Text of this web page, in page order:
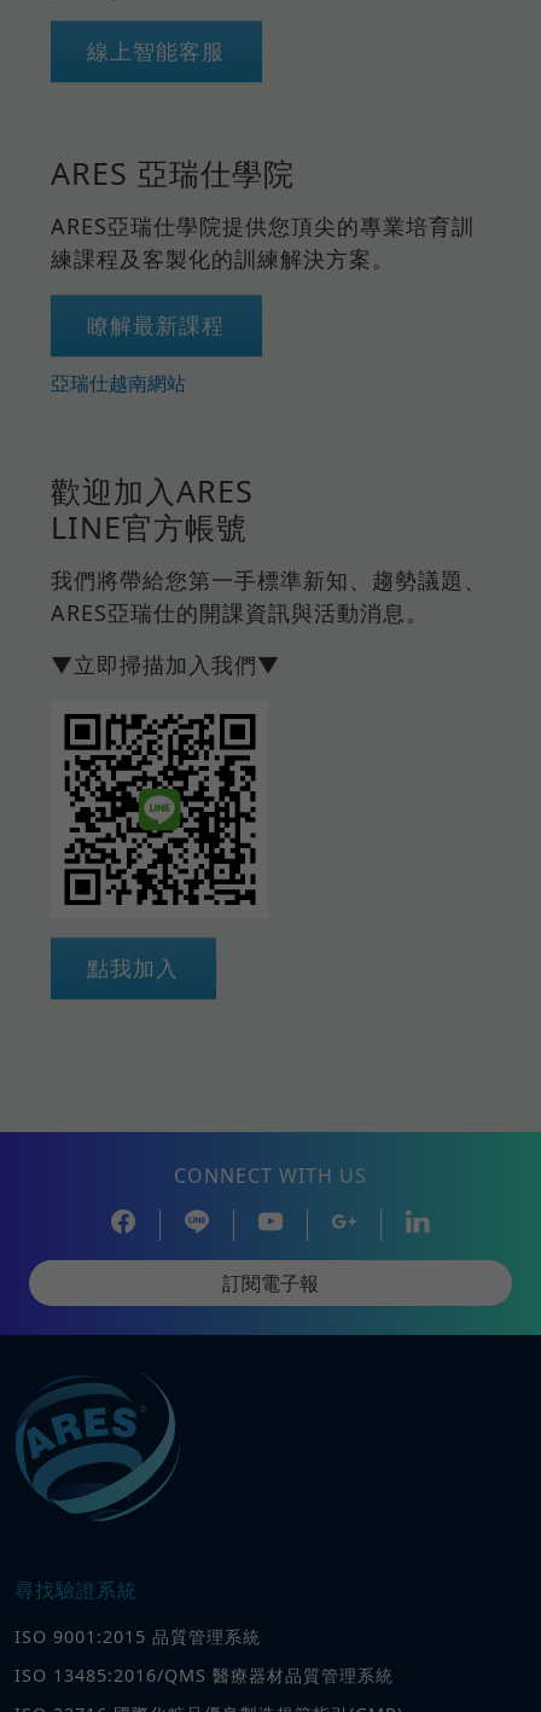
線上智能客服
ARES 亞瑞仕學院
ARES亞瑞仕學院提供您頂尖的專業培育訓
練課程及客製化的訓練解決方案。
瞭解最新課程
亞瑞仕越南網站
歡迎加入ARES
LINE官方帳號
我們將帶給您第一手標準新知、趨勢議題、
ARES亞瑞仕的開課資訊與活動消息。
▼立即掃描加入我們▼
點我加入
CONNECT WITH US
訂閱電子報
尋找驗證系統
ISO 9001:2015 品質管理系統
ISO 13485:2016/QMS 醫療器材品質管理系統